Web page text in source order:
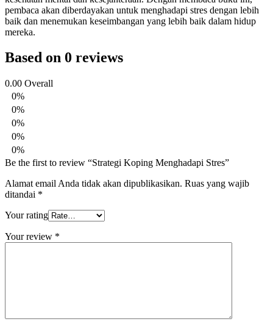
pembaca akan diberdayakan untuk menghadapi stres dengan lebih
baik dan menemukan keseimbangan yang lebih baik dalam hidup
mereka.
Based on 0 reviews
0.00 Overall
0%
0%
0%
0%
0%
Be the first to review “Strategi Koping Menghadapi Stres”
Alamat email Anda tidak akan dipublikasikan. Ruas yang wajib
ditandai *
Your rating
Your review *